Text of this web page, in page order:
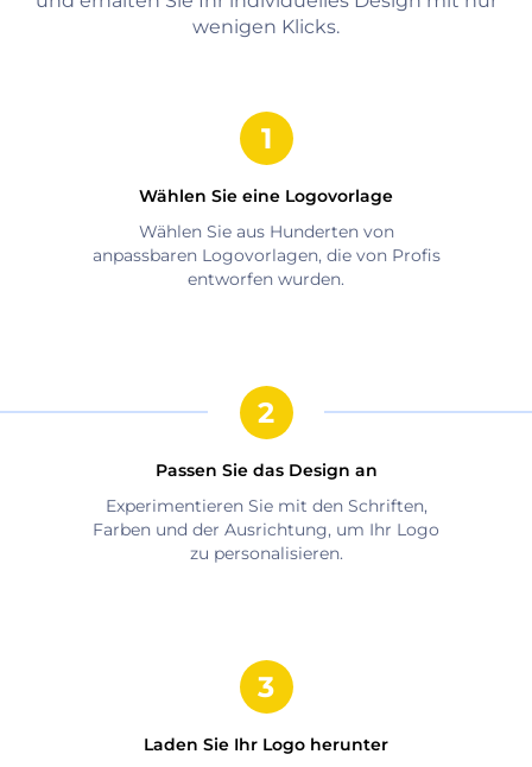
wenigen Klicks.
Wählen Sie eine Logovorlage
Wählen Sie aus Hunderten von
anpassbaren Logovorlagen, die von Profis
entworfen wurden.
Passen Sie das Design an
Experimentieren Sie mit den Schriften,
Farben und der Ausrichtung, um Ihr Logo
zu personalisieren.
Laden Sie Ihr Logo herunter